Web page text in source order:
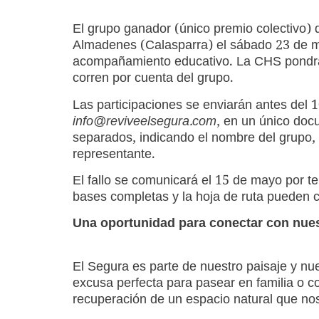
El grupo ganador (único premio
Almadenes (Calasparra) el sábado 23 de
acompañamiento educativo. La CHS
corren por cuenta del grupo.
Las participaciones se enviarán antes del
info@reviveelsegura.com, en un único
separados, indicando el nombre del
representante.
El fallo se comunicará el 15 de mayo por
bases completas y la hoja de ruta pueden
Una oportunidad para conectar con
El Segura es parte de nuestro paisaje y
excusa perfecta para pasear en familia o
recuperación de un espacio natural que